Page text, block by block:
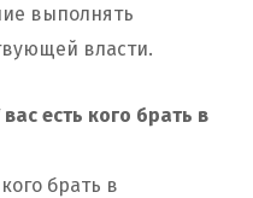
выполнять
власти.
есть кого брать в
брать в